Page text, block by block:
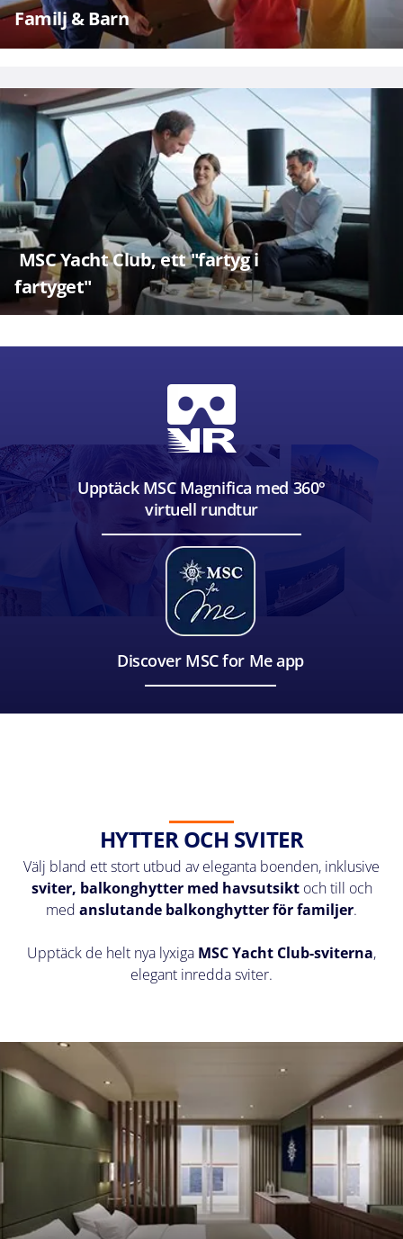
Familj & Barn
MSC Yacht Club, ett "fartyg i
fartyget"
Upptäck MSC Magnifica med 360°
virtuell rundtur
Discover MSC for Me app
HYTTER OCH SVITER
Välj bland ett stort utbud av eleganta boenden, inklusive
sviter, balkonghytter med havsutsiktoch till och
med anslutande balkonghytter för familjer.
Upptäck de helt nya lyxiga MSC Yacht Club-sviterna,
elegant inredda sviter.